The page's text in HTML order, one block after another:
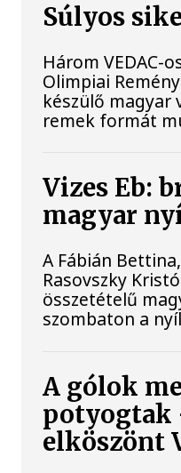
Súlyos
Három VEDAC-
Olimpiai
készülő
remek formát
Vizes Eb:
magyar
A Fábián
Rasovszky
összetételű
szombaton a
A gólok
potyogtak
elköszönt